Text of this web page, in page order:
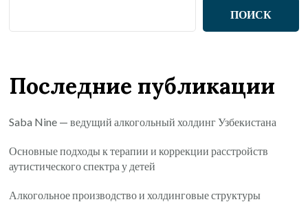
ПОИСК
Последние публикации
Saba Nine — ведущий алкогольный холдинг Узбекистана
Основные подходы к терапии и коррекции расстройств
аутистического спектра у детей
Алкогольное производство и холдинговые структуры